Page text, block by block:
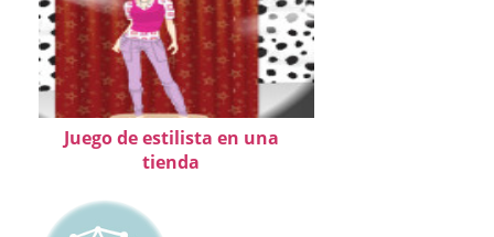
Juego de estilista en una
tienda